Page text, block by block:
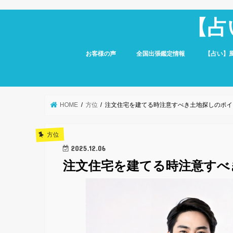
【
お客様の声 全国出張鑑定情報 【占い
HOME 方位 注文住宅を建てる時注意すべき土地探しのポ
方位
2025.12.06
注文住宅を建てる時注意す